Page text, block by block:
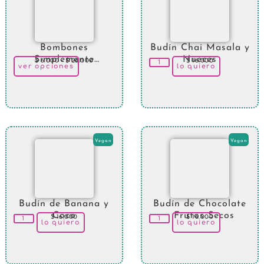
Bombones
Simplemente
Maravillosas
$6.000 - $26.000
ver opciones
Budín Chai Masala y
Nueces
$ 16.000
lo quiero
Vegan
Budín de Banana y
Coco
$16.000
lo quiero
Vegan
Budín de Chocolate
y Frutos Secos
$16.000
lo quiero